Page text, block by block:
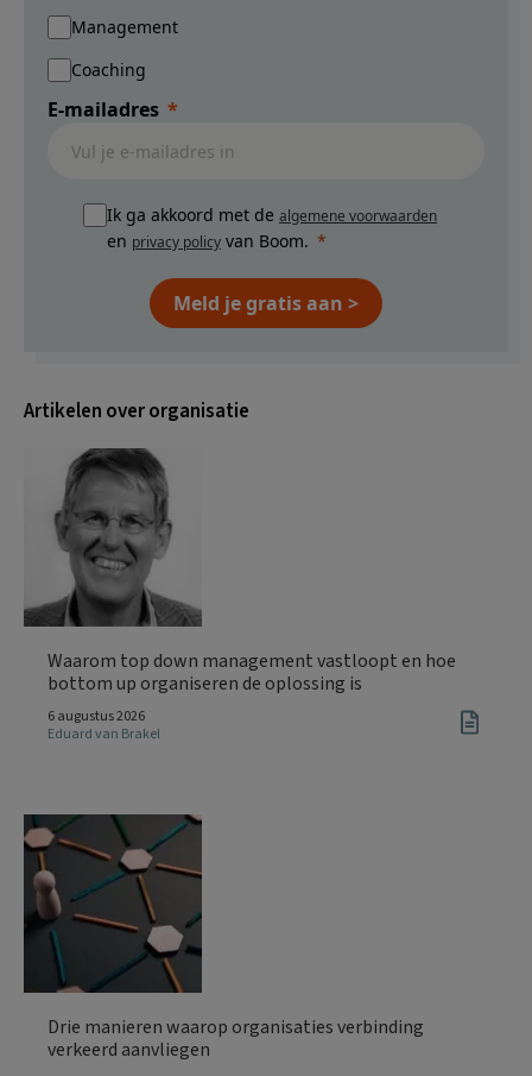
Management
Coaching
E-mailadres
Ik ga akkoord met de algemene voorwaarden
en privacy policy van Boom.
Meld je gratis aan >
Artikelen over organisatie
Waarom top down management vastloopt en hoe
bottom up organiseren de oplossing is
6 augustus 2026
Eduard van Brakel
Drie manieren waarop organisaties verbinding
verkeerd aanvliegen